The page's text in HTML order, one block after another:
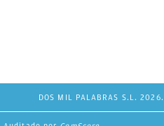
DOS MIL PALABRAS S.L. 2026.